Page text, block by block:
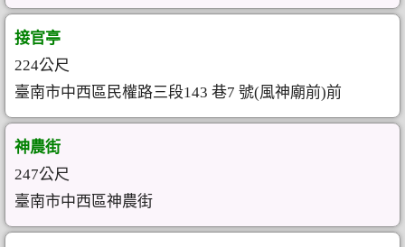
接官亭
224公尺
臺南市中西區民權路三段143 巷7 號(風神廟前)前
神農街
247公尺
臺南市中西區神農街